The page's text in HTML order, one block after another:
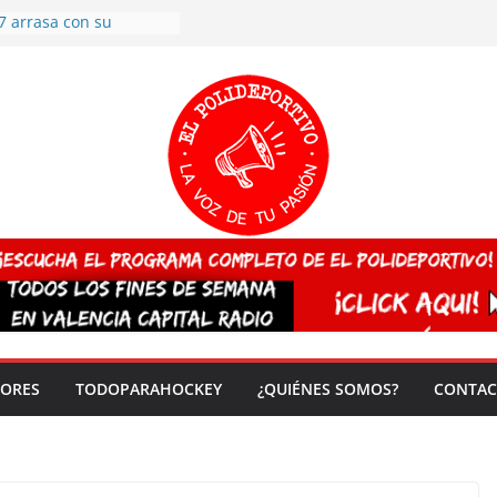
arrasa con su
España sub20
del mundo
vez!
TODOPARAHOCKEY ¿QUIÉNES SOMOS?